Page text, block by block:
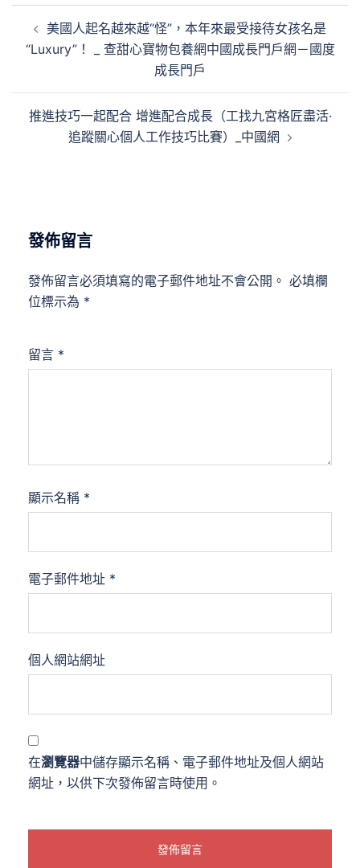
美國人起名越來越“怪”，本年來最受接待女孩名是
“Luxury”！ _ 查甜心寶物包養網中國成長門戶網－國度
成長門戶
推進技巧一起配合 增進配合成長（工找九宮格匠盡活·
追蹤關心個人工作技巧比賽）_中國網
發佈留言
發佈留言必須填寫的電子郵件地址不會公開。 必填欄
位標示為 *
留言 *
顯示名稱 *
電子郵件地址 *
個人網站網址
在瀏覽器中儲存顯示名稱、電子郵件地址及個人網站
網址，以供下次發佈留言時使用。